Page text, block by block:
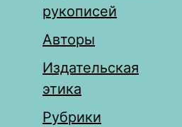
рукописей
Авторы
Издательская
этика
Рубрики